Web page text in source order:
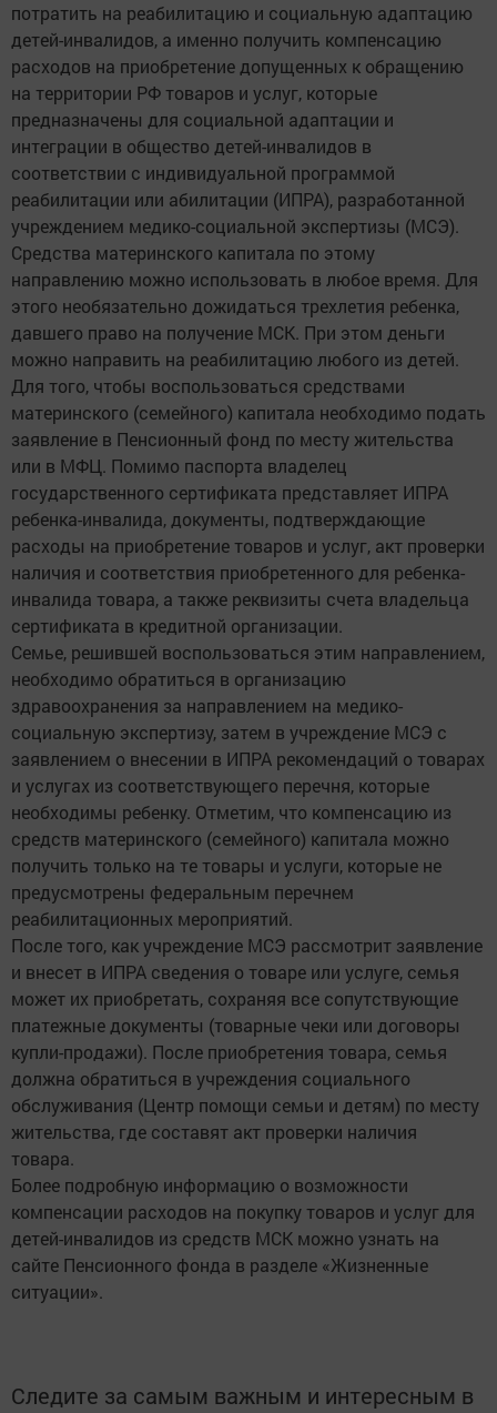
потратить на реабилитацию и социальную адаптацию
детей-инвалидов, а именно получить компенсацию
расходов на приобретение допущенных к обращению
на территории РФ товаров и услуг, которые
предназначены для социальной адаптации и
интеграции в общество детей-инвалидов в
соответствии с индивидуальной программой
реабилитации или абилитации (ИПРА), разработанной
учреждением медико-социальной экспертизы (МСЭ).
Средства материнского капитала по этому
направлению можно использовать в любое время. Для
этого необязательно дожидаться трехлетия ребенка,
давшего право на получение МСК. При этом деньги
можно направить на реабилитацию любого из детей.
Для того, чтобы воспользоваться средствами
материнского (семейного) капитала необходимо подать
заявление в Пенсионный фонд по месту жительства
или в МФЦ. Помимо паспорта владелец
государственного сертификата представляет ИПРА
ребенка-инвалида, документы, подтверждающие
расходы на приобретение товаров и услуг, акт проверки
наличия и соответствия приобретенного для ребенка-
инвалида товара, а также реквизиты счета владельца
сертификата в кредитной организации.
Семье, решившей воспользоваться этим направлением,
необходимо обратиться в организацию
здравоохранения за направлением на медико-
социальную экспертизу, затем в учреждение МСЭ с
заявлением о внесении в ИПРА рекомендаций о товарах
и услугах из соответствующего перечня, которые
необходимы ребенку. Отметим, что компенсацию из
средств материнского (семейного) капитала можно
получить только на те товары и услуги, которые не
предусмотрены федеральным перечнем
реабилитационных мероприятий.
После того, как учреждение МСЭ рассмотрит заявление
и внесет в ИПРА сведения о товаре или услуге, семья
может их приобретать, сохраняя все сопутствующие
платежные документы (товарные чеки или договоры
купли-продажи). После приобретения товара, семья
должна обратиться в учреждения социального
обслуживания (Центр помощи семьи и детям) по месту
жительства, где составят акт проверки наличия
товара.
Более подробную информацию о возможности
компенсации расходов на покупку товаров и услуг для
детей-инвалидов из средств МСК можно узнать на
сайте Пенсионного фонда в разделе «Жизненные
ситуации».
Следите за самым важным и интересным в